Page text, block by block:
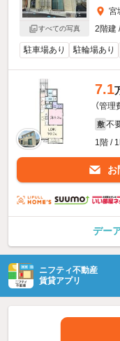
すべての写真
宮
2階建
駐車場あり 駐輪場あり
7.1
（管理
敷 不
1階 /
お
デー
ニフティ不動産
賃貸アプリ